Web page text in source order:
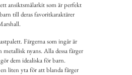
ansiktsmålarkit som är perfekt
till deras favoritkaraktärer
Färgerna som ingår är
nyans. Alla dessa färger
dem idealiska för barn.
liten yta för att blanda färger